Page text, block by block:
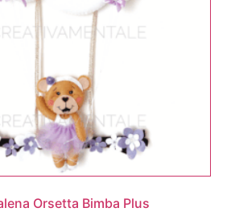
Orsetta Bimba Plus